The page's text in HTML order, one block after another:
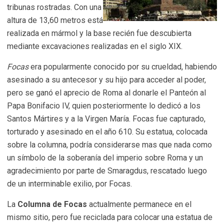
tribunas rostradas. Con una
altura de 13,60 metros está
realizada en mármol y la base recién fue descubierta
mediante excavaciones realizadas en el siglo XIX.
Focasera popularmente conocido por su crueldad, habiendo
asesinado a su antecesor y su hijo para acceder al poder,
pero se ganó el aprecio de Roma al donarle el Panteón al
Papa Bonifacio IV, quien posteriormente lo dedicó a los
Santos Mártires y a la Virgen María. Focas fue capturado,
torturado y asesinado en el año 610. Su estatua, colocada
sobre la columna, podría considerarse mas que nada como
un símbolo de la soberanía del imperio sobre Roma y un
agradecimiento por parte de Smaragdus, rescatado luego
de un interminable exilio, por Focas.
La Columna de Focas actualmente permanece en el
mismo sitio, pero fue reciclada para colocar una estatua de